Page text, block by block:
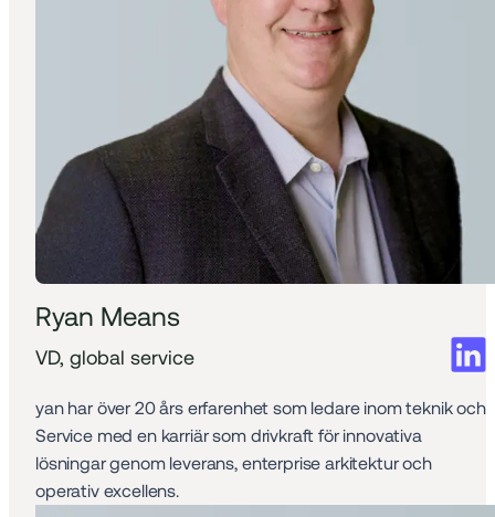
Ryan Means
VD, global service
yan har över 20 års erfarenhet som ledare inom teknik och
Service med en karriär som drivkraft för innovativa
lösningar genom leverans, enterprise arkitektur och
operativ excellens.